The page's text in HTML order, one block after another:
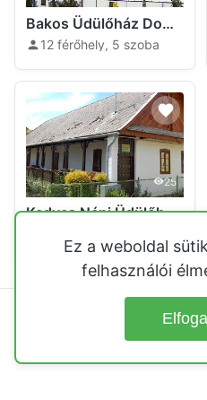
Bakos Üdülőház Domoszló
12 férőhely, 5 szoba
25
Kedves Néni Üdülőháza Domoszló
Ez a weboldal
felhasználói